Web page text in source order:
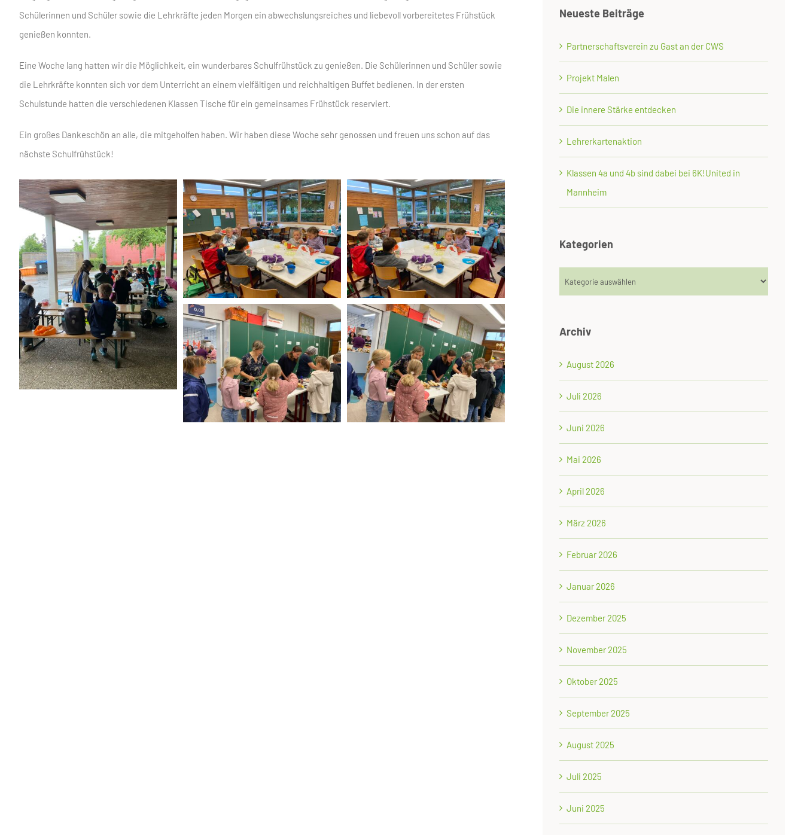
Schülerinnen und Schüler sowie die Lehrkräfte jeden Morgen ein abwechslungsreiches und liebevoll vorbereitetes Frühstück
genießen konnten.
Eine Woche lang hatten wir die Möglichkeit, ein wunderbares Schulfrühstück zu genießen. Die Schülerinnen und Schüler sowie
die Lehrkräfte konnten sich vor dem Unterricht an einem vielfältigen und reichhaltigen Buffet bedienen. In der ersten
Schulstunde hatten die verschiedenen Klassen Tische für ein gemeinsames Frühstück reserviert.
Ein großes Dankeschön an alle, die mitgeholfen haben. Wir haben diese Woche sehr genossen und freuen uns schon auf das
nächste Schulfrühstück!
Neueste Beiträge
Partnerschaftsverein zu Gast an der CWS
Projekt Malen
Die innere Stärke entdecken
Lehrerkartenaktion
Klassen 4a und 4b sind dabei bei 6K!United in
Mannheim
Kategorien
Kategorien
Archiv
August 2026
Juli 2026
Juni 2026
Mai 2026
April 2026
März 2026
Februar 2026
Januar 2026
Dezember 2025
November 2025
Oktober 2025
September 2025
August 2025
Juli 2025
Juni 2025